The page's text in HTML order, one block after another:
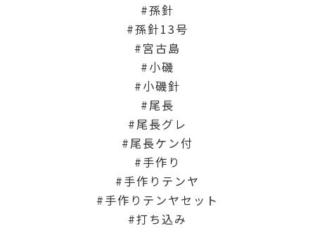
孫針
孫針13号
宮古島
小磯
小磯針
尾長
尾長グレ
尾長ケン付
手作り
手作りテンヤ
手作りテンヤセット
打ち込み